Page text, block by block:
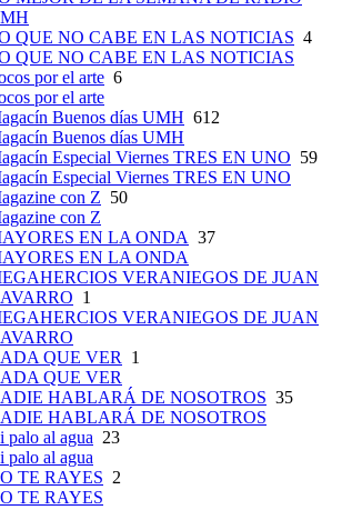
QUE NO CABE EN LAS NOTICIAS 4
QUE NO CABE EN LAS NOTICIAS
por el arte 6
por el arte
Buenos días UMH 612
Buenos días UMH
Especial Viernes TRES EN UNO 59
Especial Viernes TRES EN UNO
con Z 50
con Z
EN LA ONDA 37
EN LA ONDA
VERANIEGOS DE JUAN
1
VERANIEGOS DE JUAN
QUE VER 1
QUE VER
HABLARÁ DE NOSOTROS 35
HABLARÁ DE NOSOTROS
palo al agua 23
palo al agua
TE RAYES 2
TE RAYES